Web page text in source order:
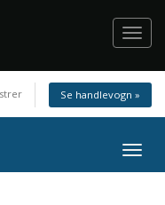
Se handlevogn »